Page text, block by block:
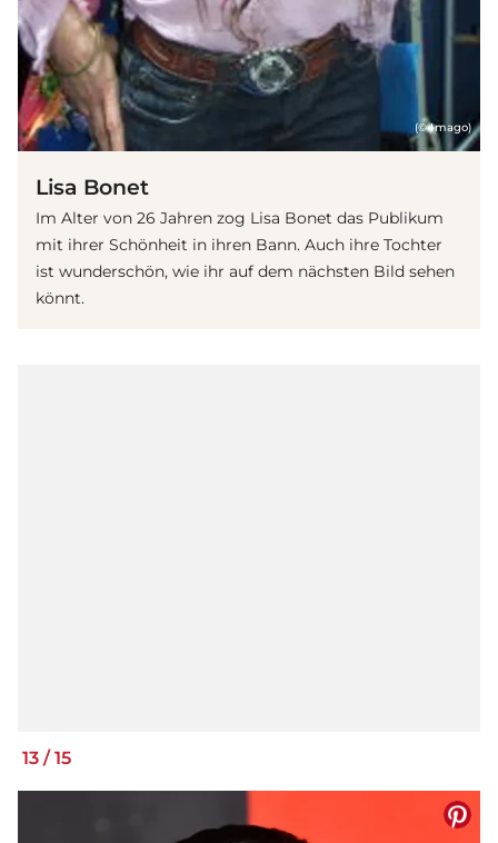
(© Imago)
Lisa Bonet
Im Alter von 26 Jahren zog Lisa Bonet das Publikum
mit ihrer Schönheit in ihren Bann. Auch ihre Tochter
ist wunderschön, wie ihr auf dem nächsten Bild sehen
könnt.
13 /15